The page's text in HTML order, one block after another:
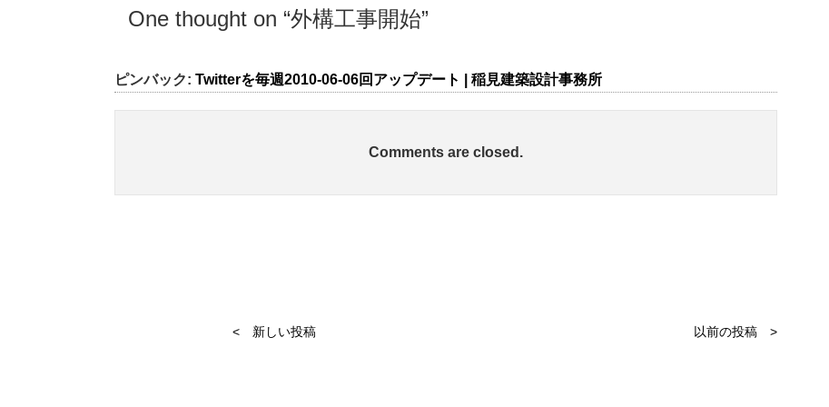
One thought on “外構工事開始”
ピンバック: Twitterを毎週2010-06-06回アップデート | 稲見建築設計事務所
Comments are closed.
< 新しい投稿 以前の投稿 >